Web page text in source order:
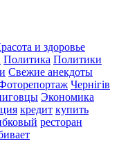
и здоровье
Политика Политики
Свежие анекдоты
Чернігів
Экономика
кредит купить
ресторан